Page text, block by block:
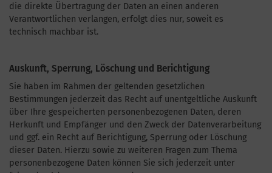
die direkte Übertragung der Daten an einen anderen
Verantwortlichen verlangen, erfolgt dies nur, soweit es
technisch machbar ist.
Auskunft, Sperrung, Löschung und Berichtigung
Sie haben im Rahmen der geltenden gesetzlichen
Bestimmungen jederzeit das Recht auf unentgeltliche Auskunft
über Ihre gespeicherten personenbezogenen Daten, deren
Herkunft und Empfänger und den Zweck der Datenverarbeitung
und ggf. ein Recht auf Berichtigung, Sperrung oder Löschung
dieser Daten. Hierzu sowie zu weiteren Fragen zum Thema
personenbezogene Daten können Sie sich jederzeit unter